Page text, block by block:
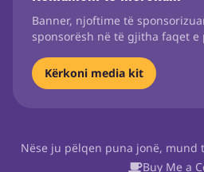
Banner, njoftime të
sponsorësh në të gjitha faqet e
Kërkoni media kit
Nëse ju pëlqen puna jonë, mund
Buy Me a